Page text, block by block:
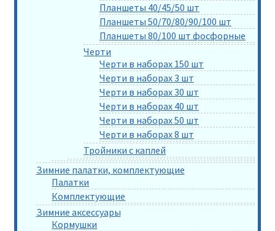
Планшеты 40/45/50 шт
Планшеты 50/70/80/90/100 шт
Планшеты 80/100 шт фосфорные
Черти
Черти в наборах 150 шт
Черти в наборах 3 шт
Черти в наборах 30 шт
Черти в наборах 40 шт
Черти в наборах 50 шт
Черти в наборах 8 шт
Тройники с каплей
Зимние палатки, комплектующие
Палатки
Комплектующие
Зимние аксессуары
Кормушки